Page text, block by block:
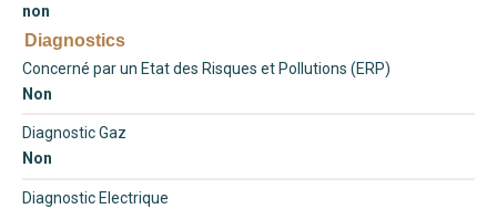
non
Diagnostics
Concerné par un Etat des Risques et Pollutions (ERP)
Non
Diagnostic Gaz
Non
Diagnostic Electrique